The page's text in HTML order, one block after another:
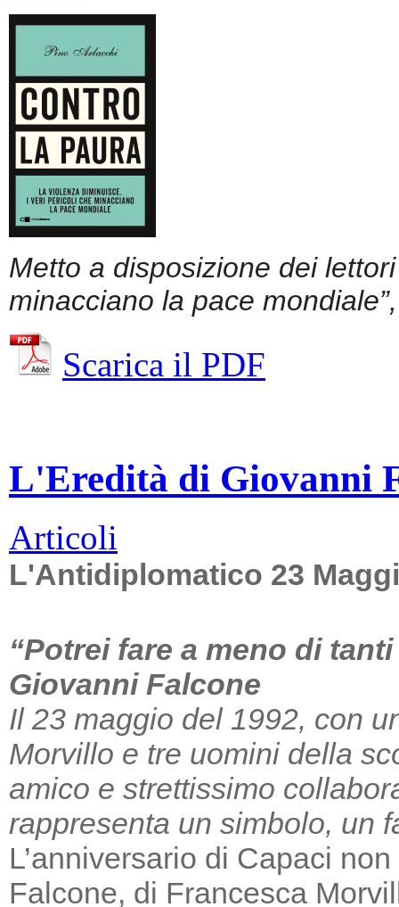
Metto a disposizione dei
minacciano la pace
Scarica il PDF
L'Eredità di Giovanni
Articoli
L'Antidiplomatico 23
“Potrei fare a meno di
Giovanni Falcone
Il 23 maggio del 1992, con
Morvillo e tre uomini della
amico e strettissimo
rappresenta un simbolo, un
L’anniversario di Capaci
Falcone, di Francesca